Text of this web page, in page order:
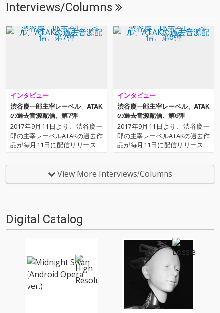
Interviews/Columns
インタビュー
渋谷慶一郎主宰レーベル、ATAK
の過去音源配信、第7弾
2017年9月11日より、渋谷慶一
郎の主宰レーベルATAKの過去作
品が毎月11日に配信リリースさ
れる。OTOTOYでは各作品に関
して、毎回、ライター、八木皓
平による渋谷慶一郎本人へのイ
ンタヴューを行い解説とともに
インタビュー
渋谷慶一郎主宰レーベル、ATAK
の過去音源配信、第6弾
2017年9月11日より、渋谷慶一
郎の主宰レーベルATAKの過去作
品が毎月11日に配信リリースさ
れる。OTOTOYでは各作品に関
して、毎回、ライター、八木皓
平による渋谷慶一郎本人へのイ
ンタヴューを行い解説とともに
View More Interviews/Columns
Digital Catalog